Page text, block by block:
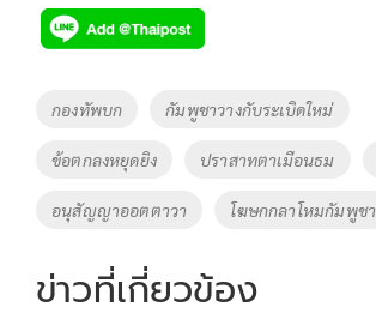
e
b
o
k
tt
er
p
y
Li
Tags
กองทัพบก กัมพูชาวางกับระเบิดใหม่
ข้อตกลงหยุดยิง ปราสาทตาเมือนธม
อนุสัญญาออตตาวา โฆษกกลาโหมกัมพูชา
ข่าวที่เกี่ยวข้อง